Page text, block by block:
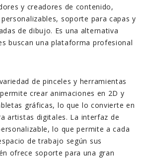
y creadores de contenido,
soporte para capas y
de dibujo. Es una alternativa
buscan una plataforma profesional
de pinceles y herramientas
crear animaciones en 2D y
gráficas, lo que lo convierte en
artistas digitales. La interfaz de
lo que permite a cada
de trabajo según sus
ofrece soporte para una gran